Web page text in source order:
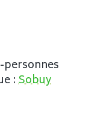
:Sobuy